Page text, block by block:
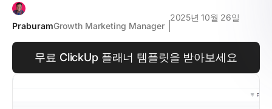
PraburamGrowth Marketing Manager
2025년 10월 26일
무료 ClickUp 플래너 템플릿을 받아보세요